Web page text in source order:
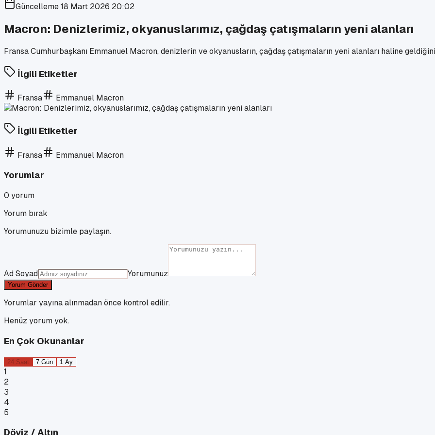
Güncelleme18 Mart 2026 20:02
Macron: Denizlerimiz, okyanuslarımız, çağdaş çatışmaların yeni alanları
Fransa Cumhurbaşkanı Emmanuel Macron, denizlerin ve okyanusların, çağdaş çatışmaların yeni alanları haline
İlgili Etiketler
Fransa Emmanuel Macron
İlgili Etiketler
Fransa Emmanuel Macron
Yorumlar
0 yorum
Yorum bırak
Yorumunuzu bizimle paylaşın.
Ad Soyad Yorumunuz
Yorum Gönder
Yorumlar yayına alınmadan önce kontrol edilir.
Henüz yorum yok.
En Çok Okunanlar
24 Saat 7 Gün 1 Ay
1
2
3
4
5
Döviz / Altın